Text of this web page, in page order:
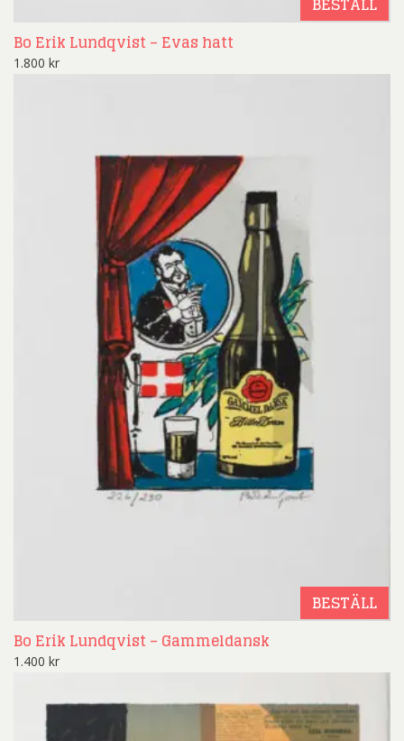
Bo Erik Lundqvist – Evas hatt
1.800 kr
BESTÄLL
Bo Erik Lundqvist – Gammeldansk
1.400 kr